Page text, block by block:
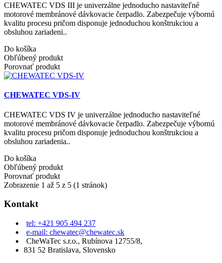
CHEWATEC VDS III je univerzálne jednoducho nastaviteľné
motorové membránové dávkovacie čerpadlo. Zabezpečuje výbornú
kvalitu procesu pričom disponuje jednoduchou konštrukciou a
obsluhou zariadeni..
Do košíka
Obľúbený produkt
Porovnať produkt
CHEWATEC VDS-IV
CHEWATEC VDS IV je univerzálne jednoducho nastaviteľné
motorové membránové dávkovacie čerpadlo. Zabezpečuje výbornú
kvalitu procesu pričom disponuje jednoduchou konštrukciou a
obsluhou zariadenia..
Do košíka
Obľúbený produkt
Porovnať produkt
Zobrazenie 1 až 5 z 5 (1 stránok)
Kontakt
tel: +421 905 494 237
e-mail: chewatec@chewatec.sk
CheWaTec s.r.o., Rubínova 12755/8,
831 52 Bratislava, Slovensko